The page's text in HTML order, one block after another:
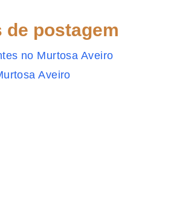
de postagem
no Murtosa Aveiro
Aveiro